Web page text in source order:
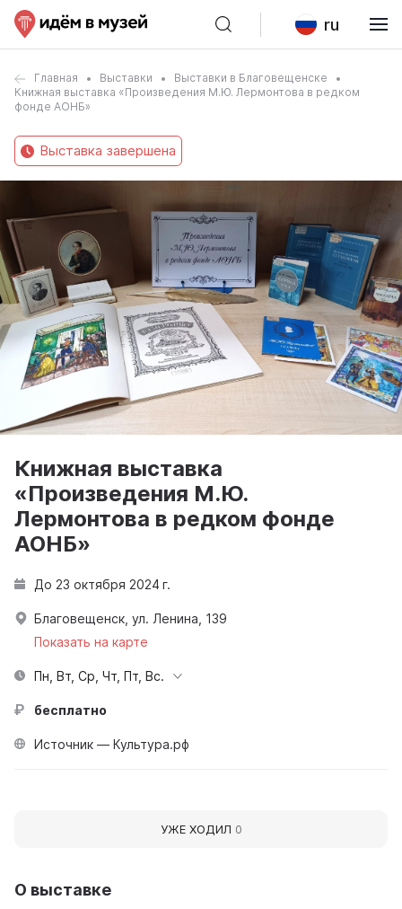
ru
Главная Выставки
Выставки в Благовещенске
Книжная выставка «Произведения М.Ю. Лермонтова в редком
фонде АОНБ»
Выставка завершена
О выставке
Книжная выставка
«Произведения М.Ю.
Лермонтова в редком фонде
АОНБ»
До 23 октября 2024 г.
Благовещенск, ул. Ленина, 139
Показать на карте
Пн, Вт, Ср, Чт, Пт, Вс.
бесплатно
Источник — Культура.рф
УЖЕ ХОДИЛ 0